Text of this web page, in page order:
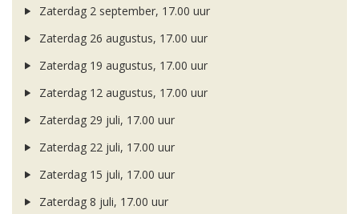
Zaterdag 2 september, 17.00 uur
Zaterdag 26 augustus, 17.00 uur
Zaterdag 19 augustus, 17.00 uur
Zaterdag 12 augustus, 17.00 uur
Zaterdag 29 juli, 17.00 uur
Zaterdag 22 juli, 17.00 uur
Zaterdag 15 juli, 17.00 uur
Zaterdag 8 juli, 17.00 uur